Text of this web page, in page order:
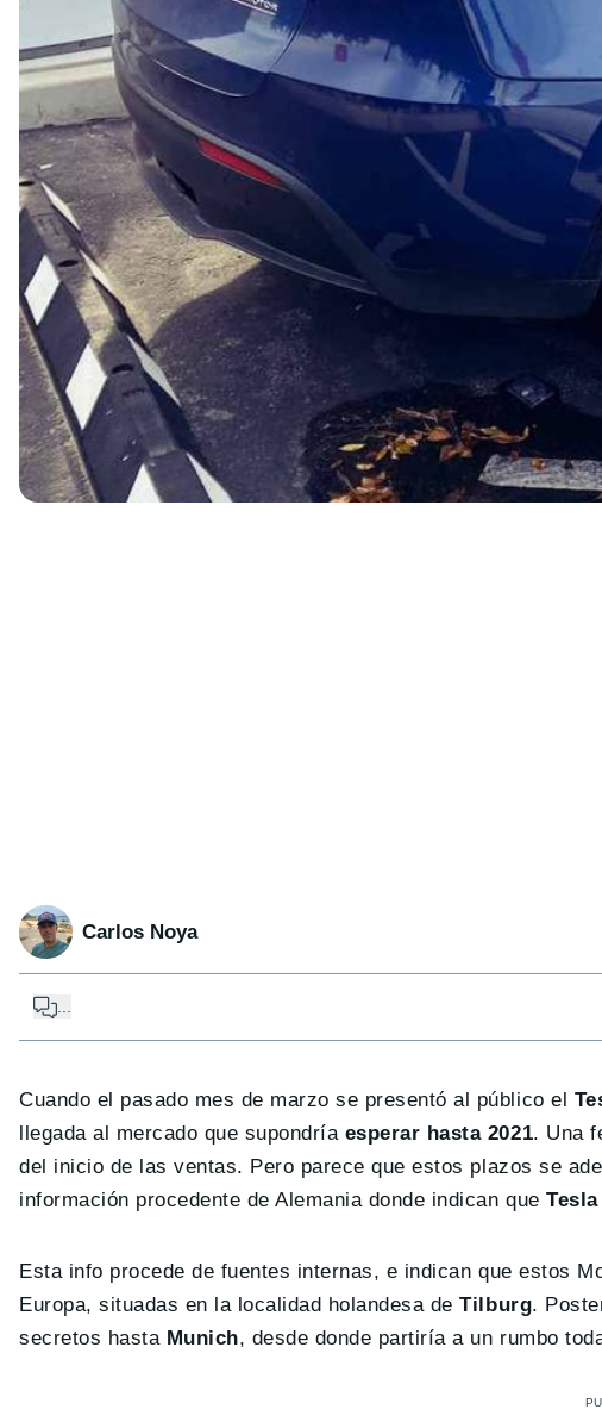
Carlos Noya
Cuando el pasado mes de marzo se presentó al público el
llegada al mercado que supondríaesperar hasta 2021. Una
del inicio de las ventas. Pero parece que estos plazos se
información procedente de Alemania donde indican que
Esta info procede de fuentes internas, e indican que estos
Europa, situadas en la localidad holandesa deTilburg.
secretos hasta Munich, desde donde partiría a un rumbo